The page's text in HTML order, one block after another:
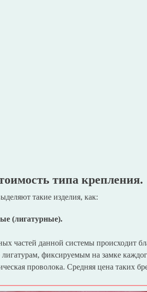
типа крепления.
такие изделия, как:
(лигатурные).
частей данной системы происходит
лигатурам, фиксируемым на замке
проволока. Средняя цена таких